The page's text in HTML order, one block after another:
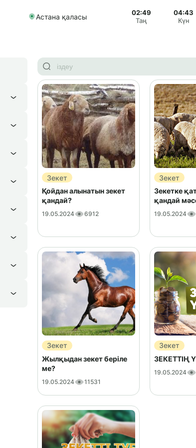
Астана қаласы
02:49
Таң
04:43
Күн
Зекет
Қойдан алынатын зекет
қандай?
19.05.2024 6912
Зекет
Зекетке
қандай
19.05.2024
Зекет
Жылқыдан зекет беріле
ме?
19.05.2024 11531
Зекет
ЗЕКЕТТІҢ
19.05.2024